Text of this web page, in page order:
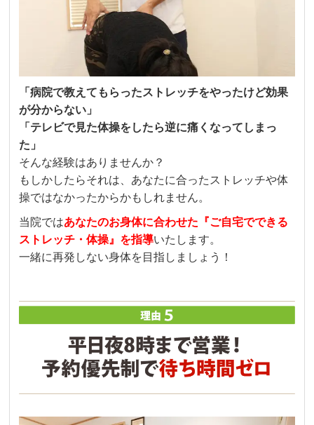
「病院で教えてもらったストレッチをやったけど効果
が分からない」
「テレビで見た体操をしたら逆に痛くなってしまっ
た」
そんな経験はありませんか？
もしかしたらそれは、あなたに合ったストレッチや体
操ではなかったからかもしれません。
当院ではあなたのお身体に合わせた『ご自宅でできる
ストレッチ・体操』を指導いたします。
一緒に再発しない身体を目指しましょう！